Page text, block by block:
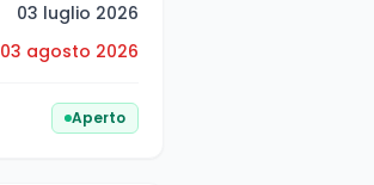
03 luglio 2026
03 agosto 2026
Aperto